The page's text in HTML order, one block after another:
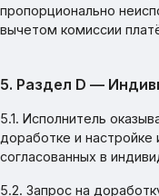
пропорционально
вычетом комиссии
5. Раздел D —
5.1. Исполнитель
доработке и настройке
согласованных в
5.2. Запрос на